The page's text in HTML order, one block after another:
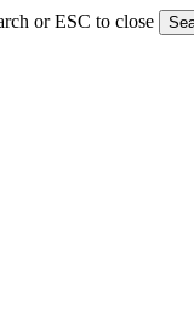
or ESC to close